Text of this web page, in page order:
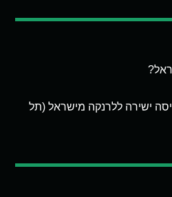
ישירה ללרנקה מישראל (תל